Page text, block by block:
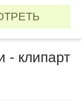
- клипарт